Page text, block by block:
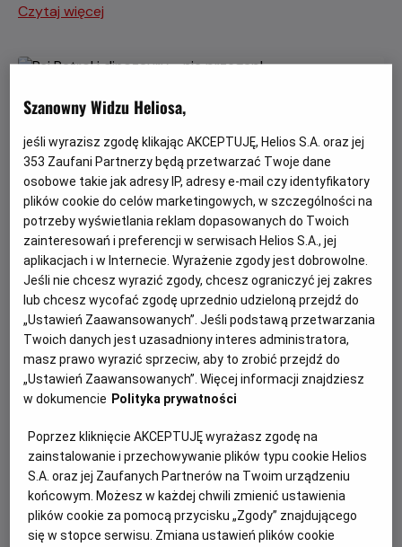
Czytaj więcej
Psi Patrol i dinozaury - nie przegap!
Dołącz do dzielnych bohaterów Psiego Patrolu w ich
największej misji ratunkowej w historii.
Czytaj więcej
Szanowny Widzu Heliosa,
jeśli wyrazisz zgodę klikając AKCEPTUJĘ, Helios S.A. oraz jej
353 Zaufani Partnerzy będą przetwarzać Twoje dane
osobowe takie jak adresy IP, adresy e-mail czy identyfikatory
plików cookie do celów marketingowych, w szczególności na
potrzeby wyświetlania reklam dopasowanych do Twoich
zainteresowań i preferencji w serwisach Helios S.A., jej
aplikacjach i w Internecie. Wyrażenie zgody jest dobrowolne.
Jeśli nie chcesz wyrazić zgody, chcesz ograniczyć jej zakres
lub chcesz wycofać zgodę uprzednio udzieloną przejdź do
„Ustawień Zaawansowanych”. Jeśli podstawą przetwarzania
Twoich danych jest uzasadniony interes administratora,
masz prawo wyrazić sprzeciw, aby to zrobić przejdź do
„Ustawień Zaawansowanych”. Więcej informacji znajdziesz
w dokumencie Polityka prywatności
Poprzez kliknięcie AKCEPTUJĘ wyrażasz zgodę na
zainstalowanie i przechowywanie plików typu cookie Helios
S.A. oraz jej Zaufanych Partnerów na Twoim urządzeniu
końcowym. Możesz w każdej chwili zmienić ustawienia
plików cookie za pomocą przycisku „Zgody” znajdującego
się w stopce serwisu. Zmiana ustawień plików cookie